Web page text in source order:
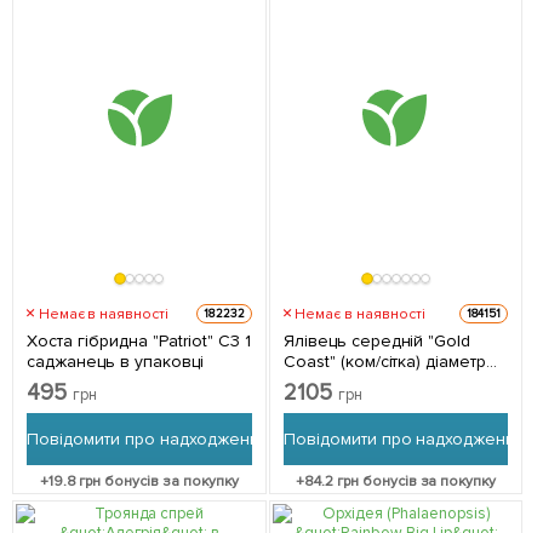
Немає в наявності 182232
Хоста гібридна "Patriot" С3 1
саджанець в упаковці
495 грн
Повідомити про надходження
+19.8грн бонусів за покупку
Немає в наявності 184151
Ялівець середній "Gold
Coast" (ком/сітка) діаметр
100-120 см 1 саджанець в
упаковці
2105 грн
Повідомити про надходження
+84.2грн бонусів за покупку